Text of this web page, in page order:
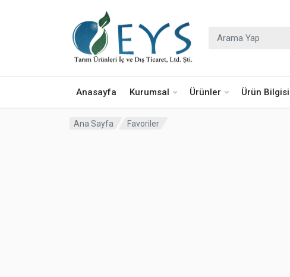
Anasayfa Kurumsal Ürünler Ürün Bilgisi
Araştır:
Ana Sayfa Favoriler